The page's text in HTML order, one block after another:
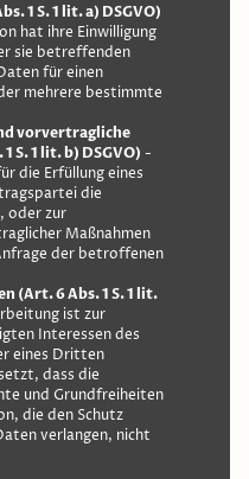
1 S. 1 lit. a) DSGVO)
hat ihre Einwilligung
sie betreffenden
für einen
mehrere bestimmte
vorvertragliche
S. 1 lit. b) DSGVO) -
die Erfüllung eines
die
oder zur
Maßnahmen
der betroffenen
(Art. 6 Abs. 1 S. 1 lit.
ist zur
Interessen des
eines Dritten
dass die
und Grundfreiheiten
die den Schutz
verlangen, nicht